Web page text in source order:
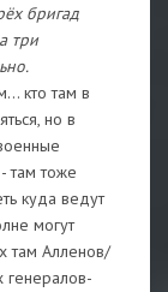
бригад
три
кто там в
но в
там тоже
куда ведут
могут
там Алленов/
генералов-